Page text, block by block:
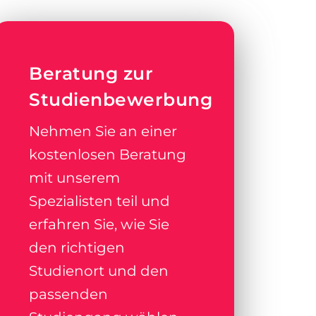
Beratung zur
Studienbewerbung
Nehmen Sie an einer
kostenlosen Beratung
mit unserem
Spezialisten teil und
erfahren Sie, wie Sie
den richtigen
Studienort und den
passenden